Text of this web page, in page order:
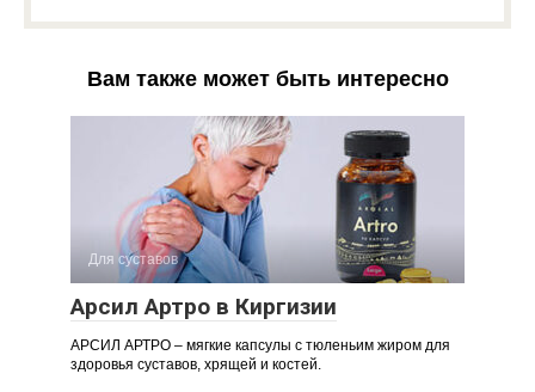
Вам также может быть интересно
Для суставов
Арсил Артро в Киргизии
АРСИЛ АРТРО – мягкие капсулы с тюленьим жиром для
здоровья суставов, хрящей и костей.